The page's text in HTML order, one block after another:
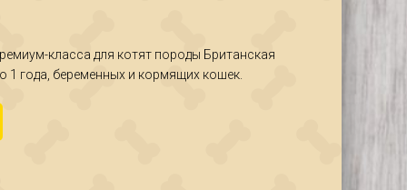
класса для котят породы Британская
1 года, беременных и кормящих кошек.